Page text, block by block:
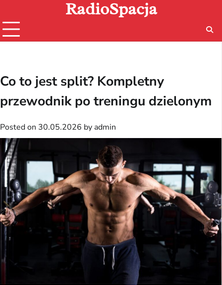
content
RadioSpacja
Co to jest split? Kompletny
przewodnik po treningu dzielonym
Posted on 30.05.2026 by admin